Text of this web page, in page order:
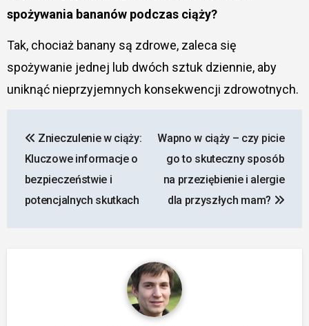
spożywania bananów podczas ciąży?
Tak, chociaż banany są zdrowe, zaleca się
spożywanie jednej lub dwóch sztuk dziennie, aby
uniknąć nieprzyjemnych konsekwencji zdrowotnych.
wpisu
Znieczulenie w ciąży:
Kluczowe informacje o
bezpieczeństwie i
potencjalnych skutkach
Wapno w ciąży – czy picie
go to skuteczny sposób
na przeziębienie i alergie
dla przyszłych mam?